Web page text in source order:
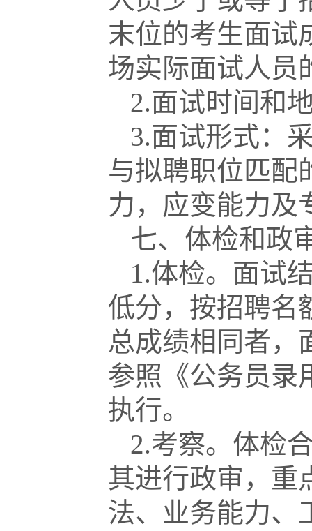
末位的考生面试
场实际面试人员
2.面试时间和
3.面试形式：
与拟聘职位匹配
力，应变能力及
七、体检和政
1.体检。面试
低分，按招聘名
总成绩相同者，
参照《公务员录
执行。
2.考察。体检
其进行政审，重
法、业务能力、